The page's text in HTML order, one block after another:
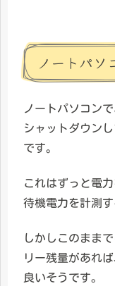
ノートパソ
ノートパソコン
シャットダウン
です。
これはずっと電
待機電力を計測す
しかしこのまま
リー残量があれ
良いそうです。